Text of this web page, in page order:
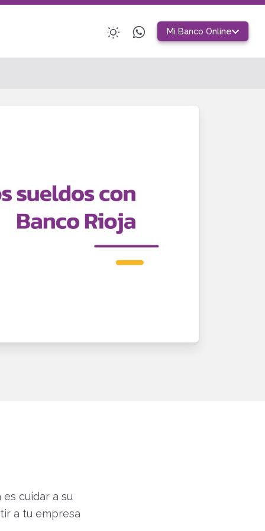
Claro
Mi Banco Online
Home Banking Personas
cuidar a su
a tu empresa